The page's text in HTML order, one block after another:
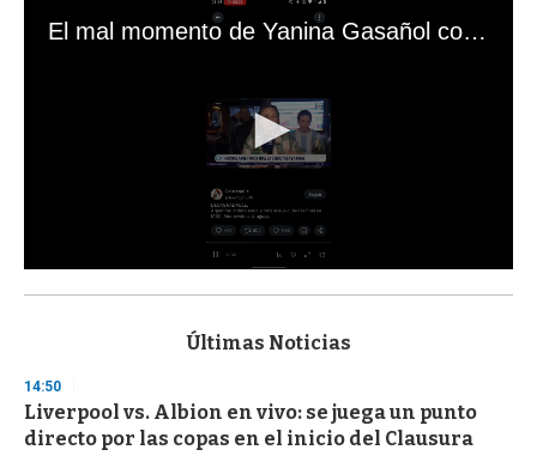
El mal momento de Yanina Gasañol con un hincha argentino en "Subrayado"
s
d
s
o
f
Últimas Noticias
14:50
Liverpool vs. Albion en vivo: se juega un punto
directo por las copas en el inicio del Clausura